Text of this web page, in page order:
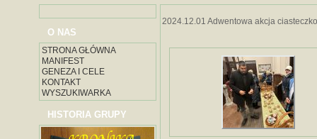
O NAS
STRONA GŁÓWNA
MANIFEST
GENEZA I CELE
KONTAKT
WYSZUKIWARKA
HISTORIA GRUPY
2024.12.01 Adwentowa akcja